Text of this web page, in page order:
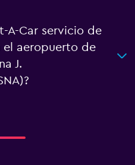
A-Car servicio de
aeropuerto de
J.